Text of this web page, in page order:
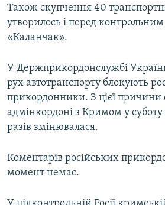
Також скупчення 40
утворилось і перед
«Каланчак».
У Держприкордонслужбі
рух автотранспорту блокують
прикордонники. З цієї причини
адмінкордоні з Кримом у суботу
разів змінювалася.
Коментарів російських
момент немає.